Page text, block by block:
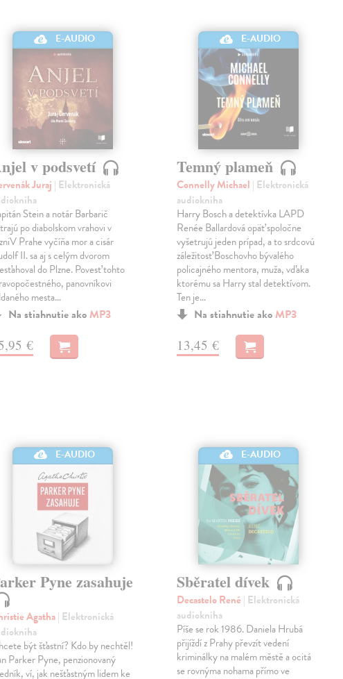
E-AUDIO
v podsvetí
Juraj | Elektronická
Stein a notár Barbarič
po diabolskom vrahovi v
Prahe vyčíňa mor a cisár
II. sa aj s celým dvorom
do Plzne. Povesť tohto
panovníkovi
mesta…
Na stiahnutie ako MP3
€
E-AUDIO
Temný plameň
Connelly Michael | Elektronická
audiokniha
Harry Bosch a detektívka LAPD
Renée Ballardová opäť spoločne
vyšetrujú jeden prípad, a to srdcovú
záležitosť Boschovho bývalého
policajného mentora, muža, vďaka
ktorému sa Harry stal detektívom.
Ten je…
Na stiahnutie ako MP3
13,45 €
E-AUDIO
Pyne zasahuje
Agatha| Elektronická
být šťastní? Kdo by nechtěl!
Parker Pyne, penzionovaný
ví, jak nešťastným lidem ke
E-AUDIO
Sběratel dívek
Decastelo René | Elektronická
audiokniha
Píše se rok 1986. Daniela Hrubá
přijíždí z Prahy převzít vedení
kriminálky na malém městě a ocitá
se rovnýma nohama přímo ve